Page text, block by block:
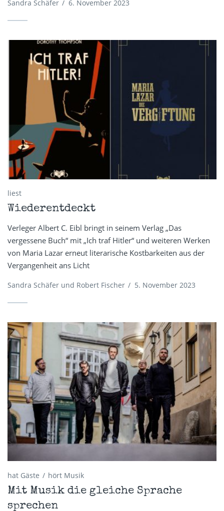
Sandra Schäfer / 6. November 2023
liest
Wiederentdeckt
Verleger Albert C. Eibl bringt in seinem Verlag „Das
vergessene Buch“ mit „Ich traf Hitler“ und weiteren Werken
von Maria Lazar erneut literarische Kostbarkeiten aus der
Vergangenheit ans Licht
Sandra Schäfer und Robert Fischer / 5. November 2023
hat Gäste hört Musik
Mit Musik die gleiche Sprache
sprechen